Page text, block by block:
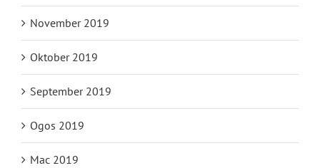
November 2019
Oktober 2019
September 2019
Ogos 2019
Mac 2019